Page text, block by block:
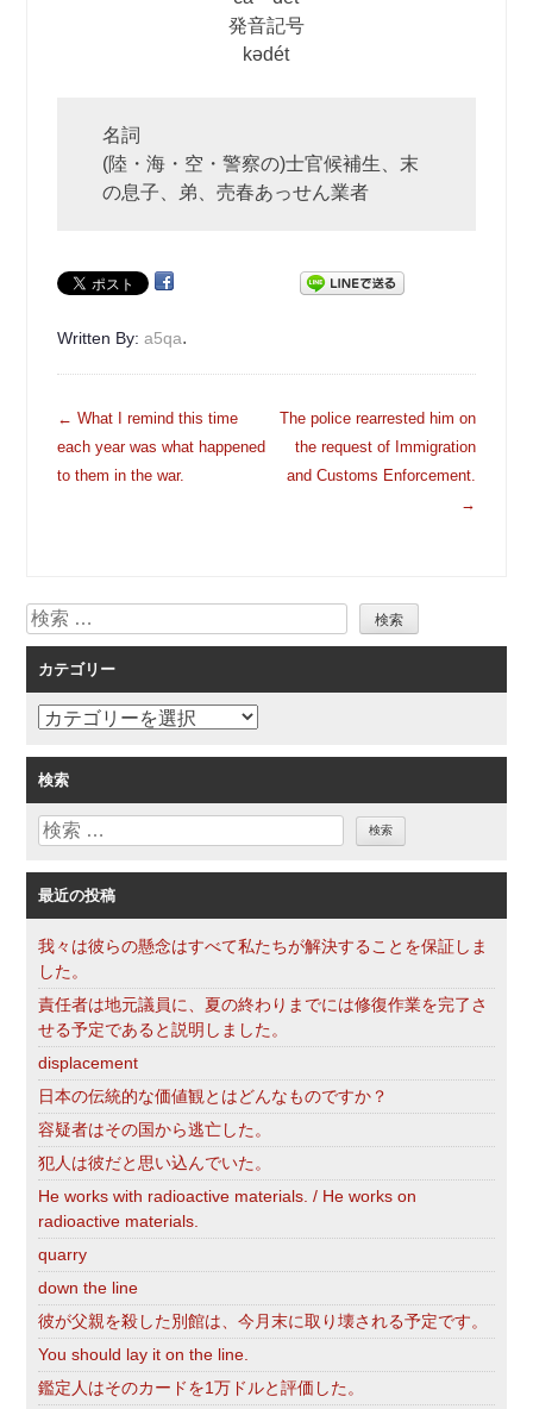
発音記号
kədét
名詞
(陸・海・空・警察の)士官候補生、末
の息子、弟、売春あっせん業者
Written By:a5qa.
投
稿
ナ
ョ
ン
← What I remind this time
each year was what happened
to them in the war.
The police rearrested him on
the request of Immigration
and Customs Enforcement.
→
検
索
カテゴリー
カ
ゴ
リ
ー
検索
検
最近の投稿
我々は彼らの懸念はすべて私たちが解決することを保証しま
した。
責任者は地元議員に、夏の終わりまでには修復作業を完了さ
せる予定であると説明しました。
displacement
日本の伝統的な価値観とはどんなものですか？
容疑者はその国から逃亡した。
犯人は彼だと思い込んでいた。
He works with radioactive materials. / He works on
radioactive materials.
quarry
down the line
彼が父親を殺した別館は、今月末に取り壊される予定です。
You should lay it on the line.
鑑定人はそのカードを1万ドルと評価した。